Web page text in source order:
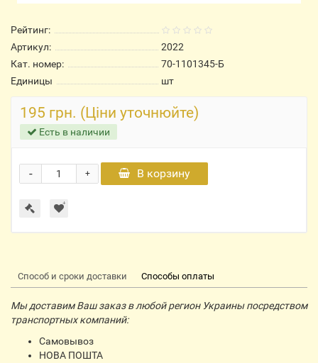
Рейтинг:
Артикул:
2022
Кат. номер:
70-1101345-Б
Единицы
шт
195 грн. (Ціни уточнюйте)
Есть в наличии
+
- В корзину
Способ и сроки доставки Способы оплаты
Мы доставим Ваш заказ в любой регион Украины посредством
транспортных компаний:
Самовывоз
НОВА ПОШТА